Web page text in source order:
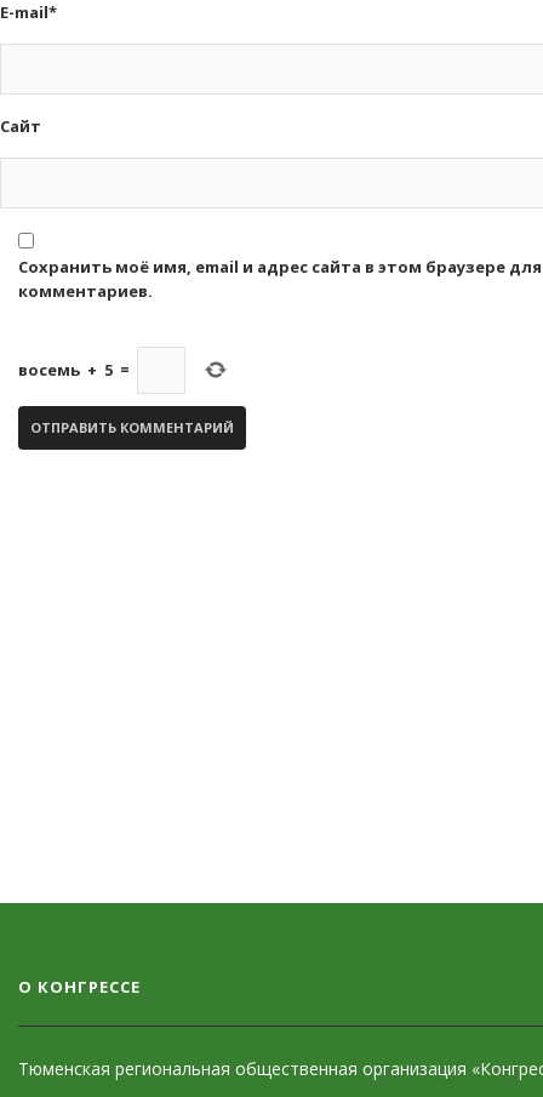
E-mail*
Сайт
Сохранить моё имя, email и адрес сайта в этом браузере
комментариев.
восемь + 5 =
О КОНГРЕССЕ
Тюменская региональная общественная организация